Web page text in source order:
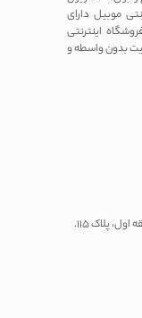
موبیل دارای
اینترنتی
بدون واسطه و
پلاک 115.